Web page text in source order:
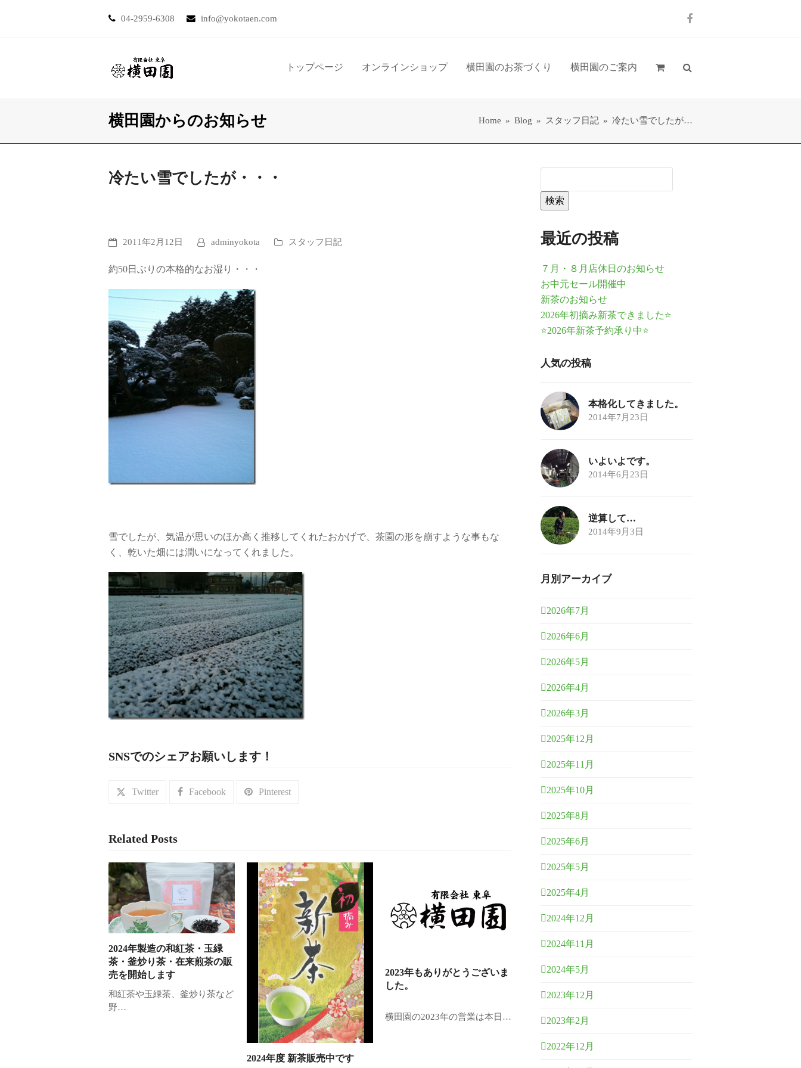
04-2959-6308 info@yokotaen.com Facebook
トップページ オンラインショップ 横田園のお茶づくり 横田園のご案内
横田園からのお知らせ Home » Blog » スタッフ日記 » 冷たい雪でしたが…
冷たい雪でしたが・・・
2011年2月12日 adminyokota スタッフ日記
約50日ぶりの本格的なお湿り・・・
雪でしたが、気温が思いのほか高く推移してくれたおかげで、茶園の形を崩すような事もな
く、乾いた畑には潤いになってくれました。
SNSでのシェアお願いします！
Twitter Facebook Pinterest
Related Posts
2024年製造の和紅茶・玉緑
茶・釜炒り茶・在来煎茶の販
売を開始します
和紅茶や玉緑茶、釜炒り茶など
野…
2024年度 新茶販売中です
2023年もありがとうございま
した。
横田園の2023年の営業は本日…
検索
最近の投稿
７月・８月店休日のお知らせ
お中元セール開催中
新茶のお知らせ
2026年初摘み新茶できました⭐
⭐2026年新茶予約承り中⭐
人気の投稿
本格化してきました。
2014年7月23日
いよいよです。
2014年6月23日
逆算して…
2014年9月3日
月別アーカイブ
2026年7月
2026年6月
2026年5月
2026年4月
2026年3月
2025年12月
2025年11月
2025年10月
2025年8月
2025年6月
2025年5月
2025年4月
2024年12月
2024年11月
2024年5月
2023年12月
2023年2月
2022年12月